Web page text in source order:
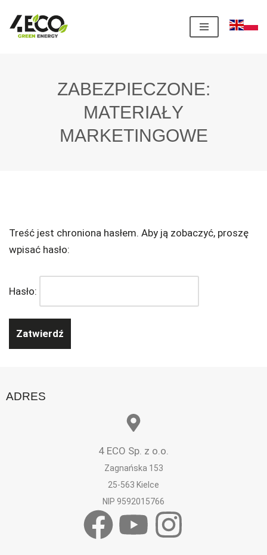
Przejdź
ZABEZPIECZONE:
MATERIAŁY
MARKETINGOWE
Treść jest chroniona hasłem. Aby ją zobaczyć, proszę
wpisać hasło:
Hasło:
ADRES
4 ECO Sp. z o.o.
Zagnańska 153
25-563 Kielce
NIP 9592015766